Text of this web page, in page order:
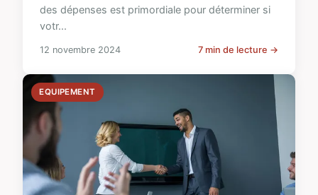
des dépenses est primordiale pour déterminer si
votr...
12 novembre 2024 7 min de lecture →
EQUIPEMENT